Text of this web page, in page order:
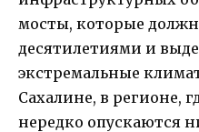
мосты, которые
десятилетиями и
экстремальные
Сахалине, в регионе,
нередко опускаются